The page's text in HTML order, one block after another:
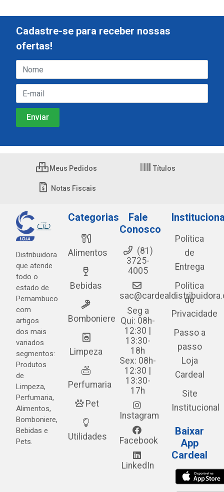
Cadastre-se para receber nossas
ofertas!
Meus Pedidos Títulos
Notas Fiscais
Distribuidora
que atende
todo o
estado de
Pernambuco
com
artigos
dos mais
variados
segmentos:
Produtos
de
Limpeza,
Perfumaria,
Alimentos,
Bomboniere,
Bebidas e
Pets.
Categorias
Alimentos
Bebidas
Bomboniere
Limpeza
Perfumaria
Pet
Utilidades
Fale
Conosco
(81)
3725-
4005
Seg a
Qui: 08h-
12:30 |
13:30-
18h
Sex: 08h-
12:30 |
13:30-
17h
Instagram
Facebook
LinkedIn
Política
de
Entrega
Política
de
Privacidade
Passo a
passo
Loja
Cardeal
Site
Institucional
Baixar
App
Cardeal